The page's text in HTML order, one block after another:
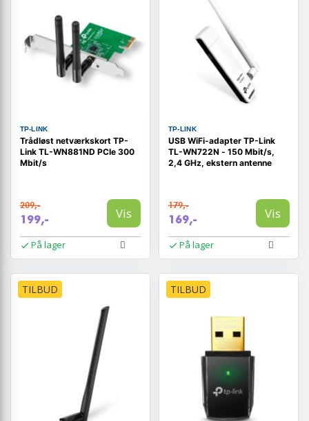
TP-LINK
Trådløst netværkskort TP-
Link TL-WN881ND PCIe 300
Mbit/s
209,-
199,- Vis
På lager
TP-LINK
USB WiFi-adapter TP-Link
TL-WN722N - 150 Mbit/s,
2,4 GHz, ekstern antenne
179,-
169,- Vis
På lager
TILBUD TILBUD